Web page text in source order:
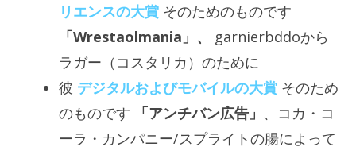
リエンスの大賞 そのためのものです
「Wrestaolmania」、
garnierbddoから
ラガー（コスタリカ）のために
彼 デジタルおよびモバイルの大賞 そのため
のものです
「アンチバン広告」 、コカ・コ
ーラ・カンパニー/スプライトの腸によって